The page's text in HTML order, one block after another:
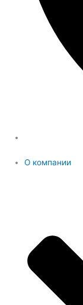
О компании